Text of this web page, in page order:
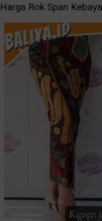
Harga Rok Span Kebaya